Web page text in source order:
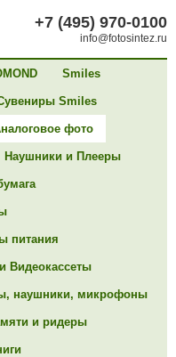
+7 (495) 970-0100
info@fotosintez.ru
Smiles
Smiles
фото
Наушники и Плееры
питания
Видеокассеты
наушники, микрофоны
и ридеры